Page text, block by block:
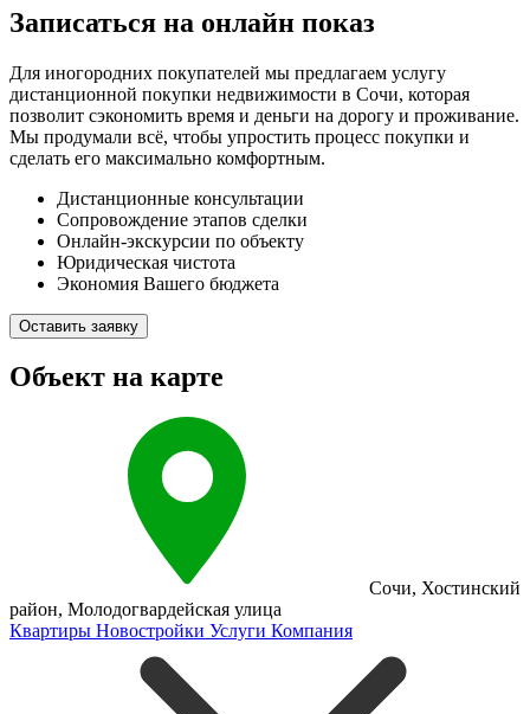
Записаться на онлайн показ
Для иногородних покупателей мы предлагаем услугу
дистанционной покупки недвижимости в Сочи, которая
позволит сэкономить время и деньги на дорогу и проживание.
Мы продумали всё, чтобы упростить процесс покупки и
сделать его максимально комфортным.
Дистанционные консультации
Сопровождение этапов сделки
Онлайн-экскурсии по объекту
Юридическая чистота
Экономия Вашего бюджета
Оставить заявку
Объект на карте
Сочи, Хостинский
район, Молодогвардейская улица
Квартиры Новостройки Услуги Компания